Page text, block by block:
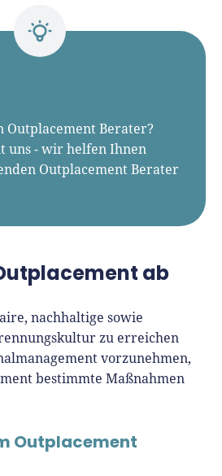
Outplacement Berater?
uns - wir helfen Ihnen
Outplacement Berater
ab
nachhaltige sowie
zu erreichen
vorzunehmen,
bestimmte Maßnahmen
Outplacement